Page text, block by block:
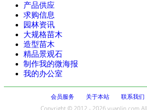
产品供应
求购信息
园林资讯
大规格苗木
造型苗木
精品景观石
制作我的微海报
我的办公室
会员服务 关于本站 联系我们
Copyright © 2012 - 2026 yuanlin.com